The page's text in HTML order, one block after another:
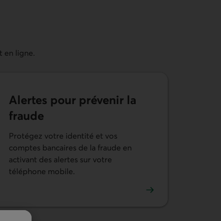
en ligne.
compte
Alertes pour prévenir la
fraude
Protégez votre identité et vos
comptes bancaires de la fraude en
activant des alertes sur votre
téléphone mobile.